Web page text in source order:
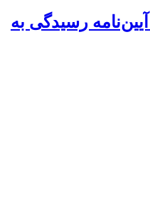
رسیدگی به